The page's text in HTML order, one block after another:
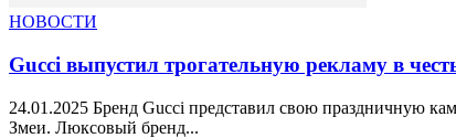
НОВОСТИ
Gucci выпустил трогательную рекламу в
24.01.2025 Бренд Gucci представил свою праздничную
Змеи. Люксовый бренд...